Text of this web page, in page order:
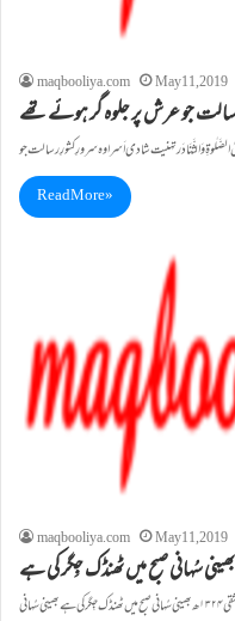
maqbooliya.com
May 11, 2019
جو عرش پر جلوہ گر ہوئے تھے
Read More »
maqbooliya.com
May 11, 2019
بھینی سُہانی صبح میں ٹھنڈک جِگر کی ہے